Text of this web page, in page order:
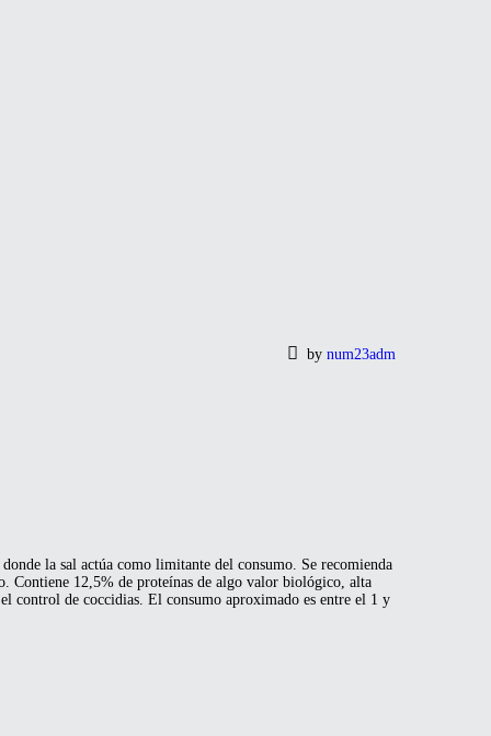
by num23adm
la sal actúa como limitante del consumo. Se recomienda
Contiene 12,5% de proteínas de algo valor biológico, alta
control de coccidias. El consumo aproximado es entre el 1 y